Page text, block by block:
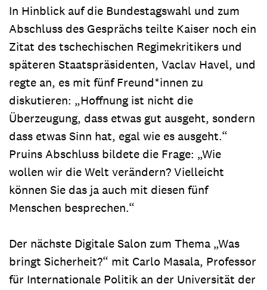
In Hinblick auf die Bundestagswahl und zum
Abschluss des Gesprächs teilte Kaiser noch ein
Zitat des tschechischen Regimekritikers und
späteren Staatspräsidenten, Vaclav Havel, und
regte an, es mit fünf Freund*innen zu
diskutieren: „Hoffnung ist nicht die
Überzeugung, dass etwas gut ausgeht, sondern
dass etwas Sinn hat, egal wie es ausgeht.“
Pruins Abschluss bildete die Frage: „Wie
wollen wir die Welt verändern? Vielleicht
können Sie das ja auch mit diesen fünf
Menschen besprechen.“
Der nächste Digitale Salon zum Thema „Was
bringt Sicherheit?“ mit Carlo Masala, Professor
für Internationale Politik an der Universität der